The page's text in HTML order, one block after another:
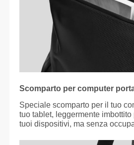
Scomparto per computer
Speciale scomparto per il tuo
tuo tablet, leggermente imbottito
tuoi dispositivi, ma senza